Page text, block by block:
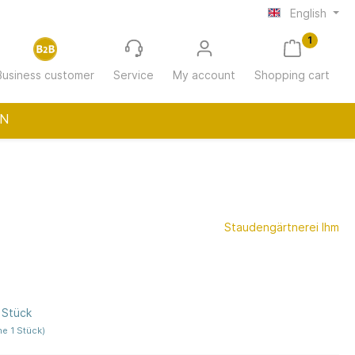
English
customer Service My account
1
Shopping cart
WohnungswirtschaftStaudengärtnerei Ihm
1 Stück)